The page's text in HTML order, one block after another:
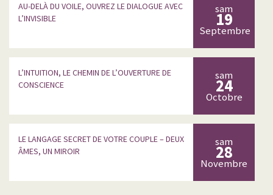
AU-DELÀ DU VOILE, OUVREZ LE DIALOGUE AVEC
L’INVISIBLE
sam
19
Septembre
L’INTUITION, LE CHEMIN DE L’OUVERTURE DE
CONSCIENCE
sam
24
Octobre
LE LANGAGE SECRET DE VOTRE COUPLE – DEUX
ÂMES, UN MIROIR
sam
28
Novembre